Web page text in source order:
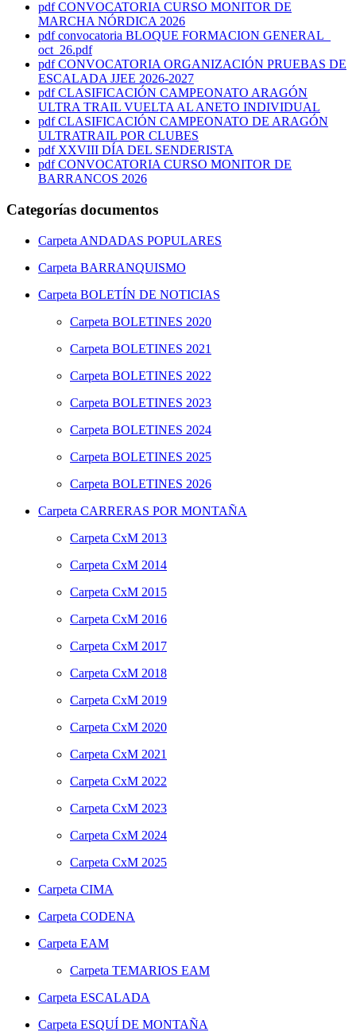
pdf CONVOCATORIA CURSO MONITOR DE
MARCHA NÓRDICA 2026
pdf convocatoria BLOQUE FORMACION GENERAL_
oct_26.pdf
pdf CONVOCATORIA ORGANIZACIÓN PRUEBAS DE
ESCALADA JJEE 2026-2027
pdf CLASIFICACIÓN CAMPEONATO ARAGÓN
ULTRA TRAIL VUELTA AL ANETO INDIVIDUAL
pdf CLASIFICACIÓN CAMPEONATO DE ARAGÓN
ULTRATRAIL POR CLUBES
pdf XXVIII DÍA DEL SENDERISTA
pdf CONVOCATORIA CURSO MONITOR DE
BARRANCOS 2026
Categorías documentos
Carpeta ANDADAS POPULARES
Carpeta BARRANQUISMO
Carpeta BOLETÍN DE NOTICIAS
Carpeta BOLETINES 2020
Carpeta BOLETINES 2021
Carpeta BOLETINES 2022
Carpeta BOLETINES 2023
Carpeta BOLETINES 2024
Carpeta BOLETINES 2025
Carpeta BOLETINES 2026
Carpeta CARRERAS POR MONTAÑA
Carpeta CxM 2013
Carpeta CxM 2014
Carpeta CxM 2015
Carpeta CxM 2016
Carpeta CxM 2017
Carpeta CxM 2018
Carpeta CxM 2019
Carpeta CxM 2020
Carpeta CxM 2021
Carpeta CxM 2022
Carpeta CxM 2023
Carpeta CxM 2024
Carpeta CxM 2025
Carpeta CIMA
Carpeta CODENA
Carpeta EAM
Carpeta TEMARIOS EAM
Carpeta ESCALADA
Carpeta ESQUÍ DE MONTAÑA